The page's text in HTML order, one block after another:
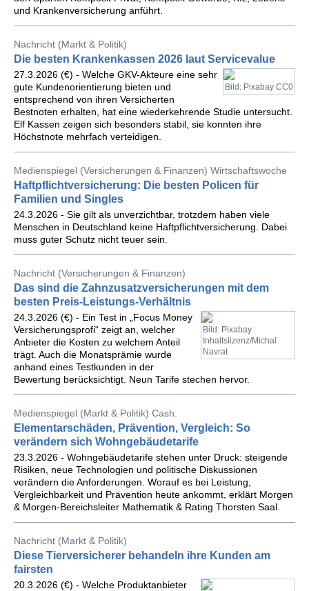
und Krankenversicherung anführt.
Nachricht (Markt & Politik)
Die besten Krankenkassen 2026 laut Servicevalue
Bild: Pixabay CC0
27.3.2026 (€) - Welche GKV-Akteure eine sehr
gute Kundenorientierung bieten und
entsprechend von ihren Versicherten
Bestnoten erhalten, hat eine wiederkehrende Studie untersucht.
Elf Kassen zeigen sich besonders stabil, sie konnten ihre
Höchstnote mehrfach verteidigen.
Medienspiegel (Versicherungen & Finanzen) Wirtschaftswoche
Haftpflichtversicherung: Die besten Policen für
Familien und Singles
24.3.2026 - Sie gilt als unverzichtbar, trotzdem haben viele
Menschen in Deutschland keine Haftpflichtversicherung. Dabei
muss guter Schutz nicht teuer sein.
Nachricht (Versicherungen & Finanzen)
Das sind die Zahnzusatzversicherungen mit dem
besten Preis-Leistungs-Verhältnis
Bild: Pixabay
Inhaltslizenz/Michal
Navrat
24.3.2026 (€) - Ein Test in „Focus Money
Versicherungsprofi“ zeigt an, welcher
Anbieter die Kosten zu welchem Anteil
trägt. Auch die Monatsprämie wurde
anhand eines Testkunden in der
Bewertung berücksichtigt. Neun Tarife stechen hervor.
Medienspiegel (Markt & Politik) Cash.
Elementarschäden, Prävention, Vergleich: So
verändern sich Wohngebäudetarife
23.3.2026 - Wohngebäudetarife stehen unter Druck: steigende
Risiken, neue Technologien und politische Diskussionen
verändern die Anforderungen. Worauf es bei Leistung,
Vergleichbarkeit und Prävention heute ankommt, erklärt Morgen
& Morgen-Bereichsleiter Mathematik & Rating Thorsten Saal.
Nachricht (Markt & Politik)
Diese Tierversicherer behandeln ihre Kunden am
fairsten
20.3.2026 (€) - Welche Produktanbieter